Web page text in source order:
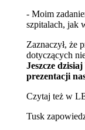
- Moim
szpitalach, jak
Zaznaczył, że
dotyczących
Jeszcze
prezentacji
Czytaj też w
Tusk